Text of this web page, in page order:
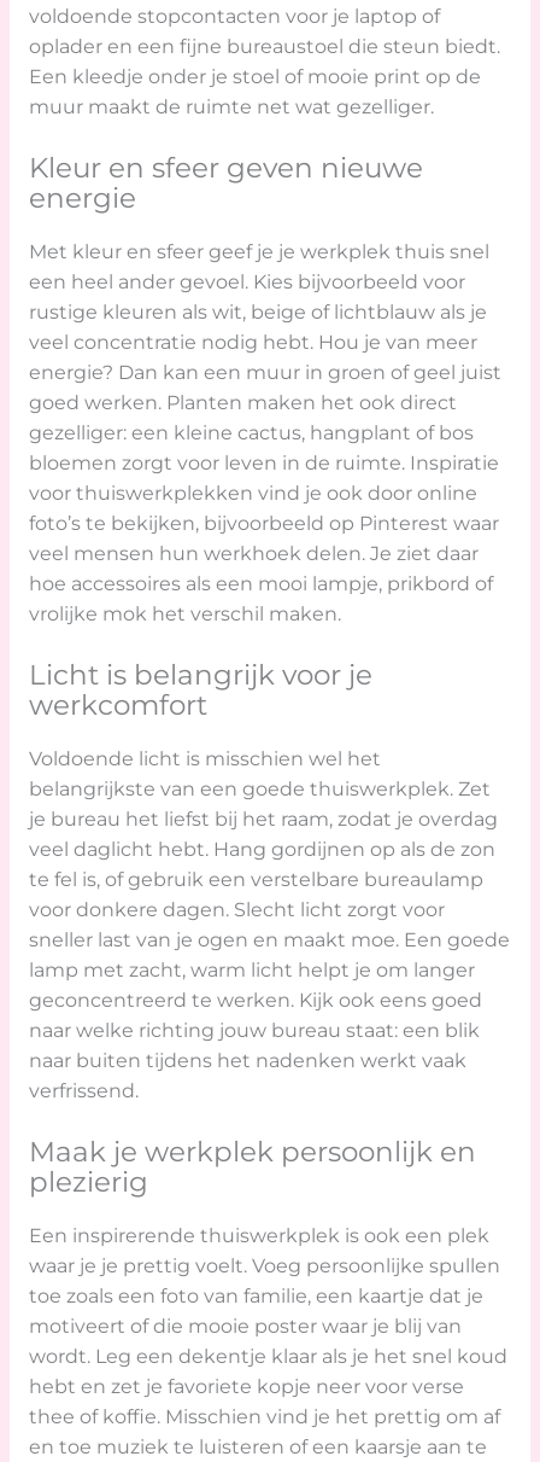
voldoende stopcontacten voor je laptop of
oplader en een fijne bureaustoel die steun biedt.
Een kleedje onder je stoel of mooie print op de
muur maakt de ruimte net wat gezelliger.
Kleur en sfeer geven nieuwe
energie
Met kleur en sfeer geef je je werkplek thuis snel
een heel ander gevoel. Kies bijvoorbeeld voor
rustige kleuren als wit, beige of lichtblauw als je
veel concentratie nodig hebt. Hou je van meer
energie? Dan kan een muur in groen of geel juist
goed werken. Planten maken het ook direct
gezelliger: een kleine cactus, hangplant of bos
bloemen zorgt voor leven in de ruimte. Inspiratie
voor thuiswerkplekken vind je ook door online
foto’s te bekijken, bijvoorbeeld op Pinterest waar
veel mensen hun werkhoek delen. Je ziet daar
hoe accessoires als een mooi lampje, prikbord of
vrolijke mok het verschil maken.
Licht is belangrijk voor je
werkcomfort
Voldoende licht is misschien wel het
belangrijkste van een goede thuiswerkplek. Zet
je bureau het liefst bij het raam, zodat je overdag
veel daglicht hebt. Hang gordijnen op als de zon
te fel is, of gebruik een verstelbare bureaulamp
voor donkere dagen. Slecht licht zorgt voor
sneller last van je ogen en maakt moe. Een goede
lamp met zacht, warm licht helpt je om langer
geconcentreerd te werken. Kijk ook eens goed
naar welke richting jouw bureau staat: een blik
naar buiten tijdens het nadenken werkt vaak
verfrissend.
Maak je werkplek persoonlijk en
plezierig
Een inspirerende thuiswerkplek is ook een plek
waar je je prettig voelt. Voeg persoonlijke spullen
toe zoals een foto van familie, een kaartje dat je
motiveert of die mooie poster waar je blij van
wordt. Leg een dekentje klaar als je het snel koud
hebt en zet je favoriete kopje neer voor verse
thee of koffie. Misschien vind je het prettig om af
en toe muziek te luisteren of een kaarsje aan te